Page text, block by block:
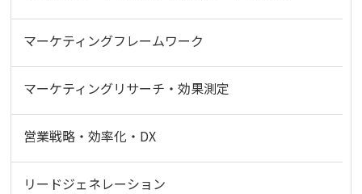
マーケティングフレームワーク
マーケティングリサーチ・効果測定
営業戦略・効率化・DX
リードジェネレーション